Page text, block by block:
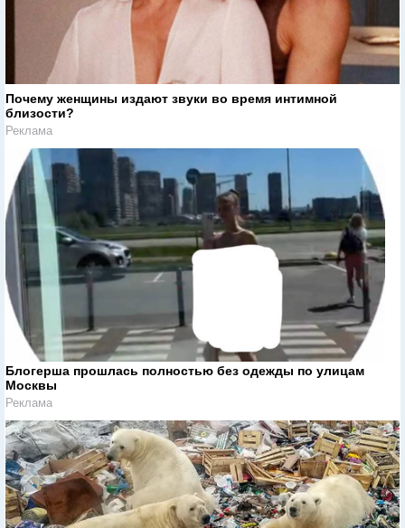
Почему женщины издают звуки во время интимной
близости?
Реклама
Блогерша прошлась полностью без одежды по улицам
Москвы
Реклама